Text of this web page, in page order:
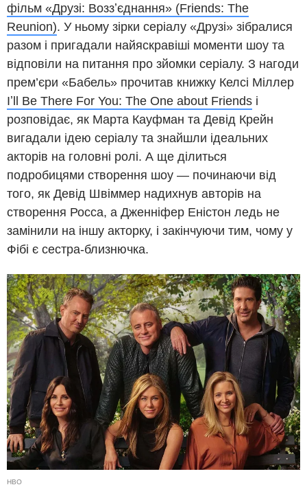
фільм «Друзі: Воззʼєднання» (Friends: The
Reunion). У ньому зірки серіалу «Друзі» зібралися
разом і пригадали найяскравіші моменти шоу та
відповіли на питання про зйомки серіалу. З нагоди
прем’єри «Бабель» прочитав книжку Келсі Міллер
Iʼll Be There For You: The One about Friends і
розповідає, як Марта Кауфман та Девід Крейн
вигадали ідею серіалу та знайшли ідеальних
акторів на головні ролі. А ще ділиться
подробицями створення шоу — починаючи від
того, як Девід Швіммер надихнув авторів на
створення Росса, а Дженніфер Еністон ледь не
замінили на іншу акторку, і закінчуючи тим, чому у
Фібі є сестра-близнючка.
HBO